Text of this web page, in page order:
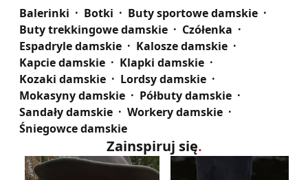
Balerinki Botki
Buty sportowe damskie
Buty trekkingowe damskie
Czółenka
Espadryle damskie
Kalosze damskie
Kapcie damskie
Klapki damskie
Kozaki damskie
Lordsy damskie
Mokasyny damskie
Półbuty damskie
Sandały damskie
Workery damskie
Śniegowce damskie
Zainspiruj się.